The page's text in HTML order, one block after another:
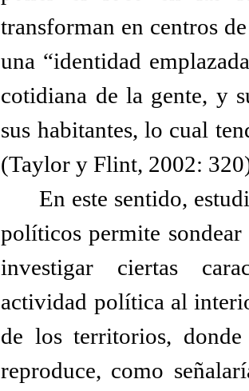
transforman en centros
una “identidad
cotidiana de la gente, y
sus habitantes, lo cual
(Taylor y Flint, 2002:
En este sentido,
políticos permite
investigar ciertas
actividad política al
de los territorios,
reproduce, como